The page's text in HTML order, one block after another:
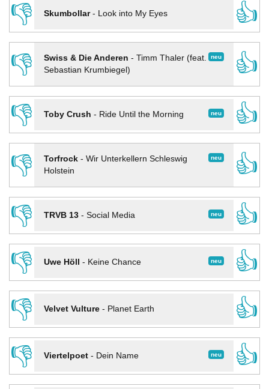
👎
Skumbollar- Look into My Eyes
👍
👎
neu
Swiss & Die Anderen - Timm Thaler (feat.
Sebastian Krumbiegel)
👍
👎
neu
Toby Crush - Ride Until the Morning
👍
👎
neu
Torfrock- Wir Unterkellern Schleswig
Holstein
👍
👎
neu
TRVB 13- Social Media
👍
👎
neu
Uwe Höll - Keine Chance
👍
👎
Velvet Vulture- Planet Earth
👍
👎
neu
Viertelpoet- Dein Name
👍